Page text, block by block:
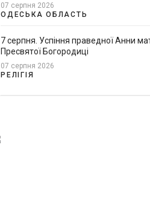
07 серпня 2026
ОДЕСЬКА ОБЛАСТЬ
7 серпня. Успіння праведної Анни
Пресвятої Богородиці
07 серпня 2026
РЕЛІГІЯ